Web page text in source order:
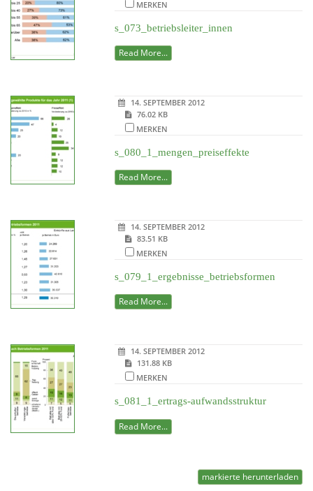
MERKEN
s_073_betriebsleiter_innen
Read More...
14. SEPTEMBER 2012
76.02 KB
MERKEN
s_080_1_mengen_preiseffekte
Read More...
14. SEPTEMBER 2012
83.51 KB
MERKEN
s_079_1_ergebnisse_betriebsformen
Read More...
14. SEPTEMBER 2012
131.88 KB
MERKEN
s_081_1_ertrags-aufwandsstruktur
Read More...
markierte herunterladen